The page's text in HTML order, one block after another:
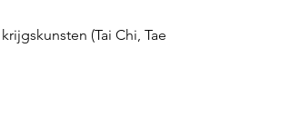
(Tai Chi, Tae